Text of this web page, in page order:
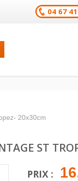
04 67
20x30cm
ST
PRIX :